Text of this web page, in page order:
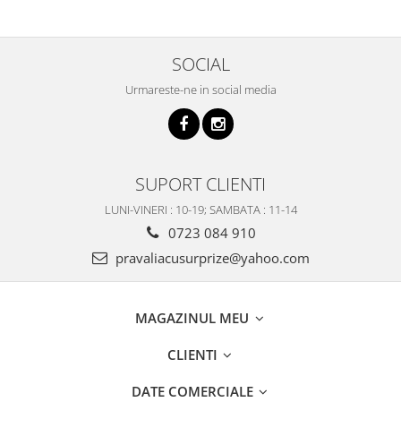
SOCIAL
Urmareste-ne in social media
SUPORT CLIENTI
LUNI-VINERI : 10-19; SAMBATA : 11-14
0723 084 910
pravaliacusurprize@yahoo.com
MAGAZINUL MEU
CLIENTI
DATE COMERCIALE